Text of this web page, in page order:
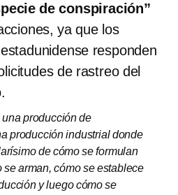
de conspiración”
ya que los
responden
de rastreo del
una producción de
producción industrial donde
de cómo se formulan
se arman, cómo se establece
y luego cómo se